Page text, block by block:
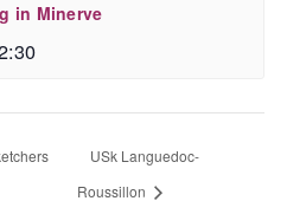
in Minerve
USk Languedoc-
Roussillon